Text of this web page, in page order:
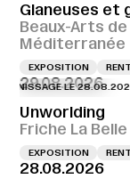
Glaneuses et
Beaux-Arts
Méditerranée
EXPOSITION
29.08.2026
LE 28.08.2026 À
Unworlding
Friche La
EXPOSITION
28.08.2026